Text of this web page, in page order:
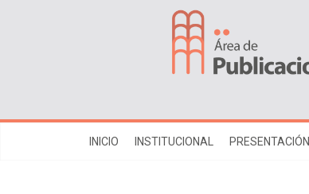
INICIO INSTITUCIONAL PRESENTACIÓN